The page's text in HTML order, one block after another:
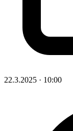
22.3.2025 · 10:00